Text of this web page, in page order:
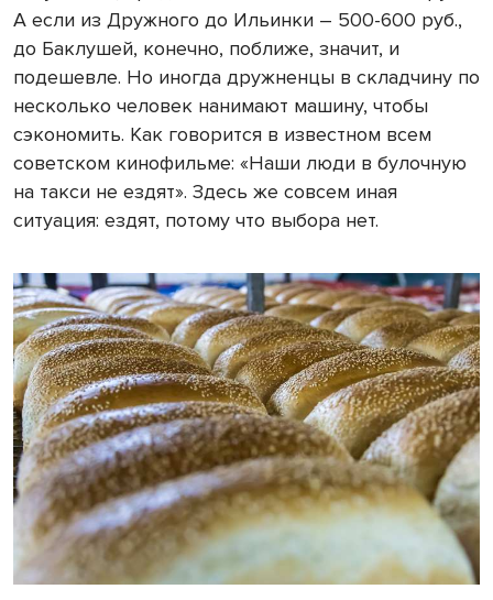
А если из Дружного до Ильинки – 500-600 руб.,
до Баклушей, конечно, поближе, значит, и
подешевле. Но иногда дружненцы в складчину по
несколько человек нанимают машину, чтобы
сэкономить. Как говорится в известном всем
советском кинофильме: «Наши люди в булочную
на такси не ездят». Здесь же совсем иная
ситуация: ездят, потому что выбора нет.